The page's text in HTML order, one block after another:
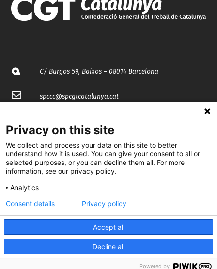
C/ Burgos 59, Baixos – 08014 Barcelona
spccc@spcgtcatalunya.cat
@CGTCatalunya
cgtcatalunya
CGTCatalunya
cgtcatalunya
Desenvolupat per
Privacy on this site
We collect and process your data on this site to better
understand how it is used. You can give your consent to all or
selected purposes, or you can decline them all. For more
information, see our privacy policy.
Analytics
Accept all
Decline all
Consent details Privacy policy
Powered by